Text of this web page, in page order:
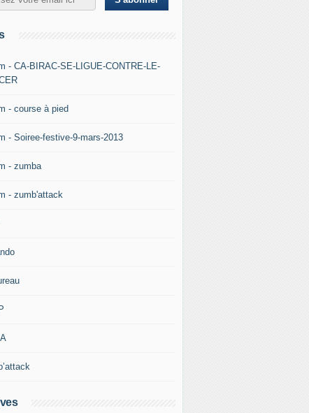
- CA-BIRAC-SE-LIGUE-CONTRE-LE-
- course à pied
- Soiree-festive-9-mars-2013
- zumba
- zumb'attack